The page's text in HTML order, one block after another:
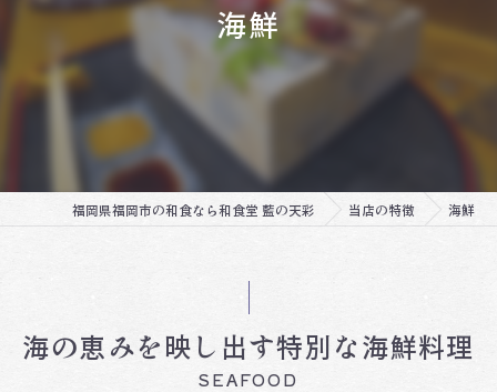
海鮮
福岡県福岡市の和食なら和食堂 藍の天彩 当店の特徴 海鮮
海の恵みを映し出す特別な海鮮料理
SEAFOOD